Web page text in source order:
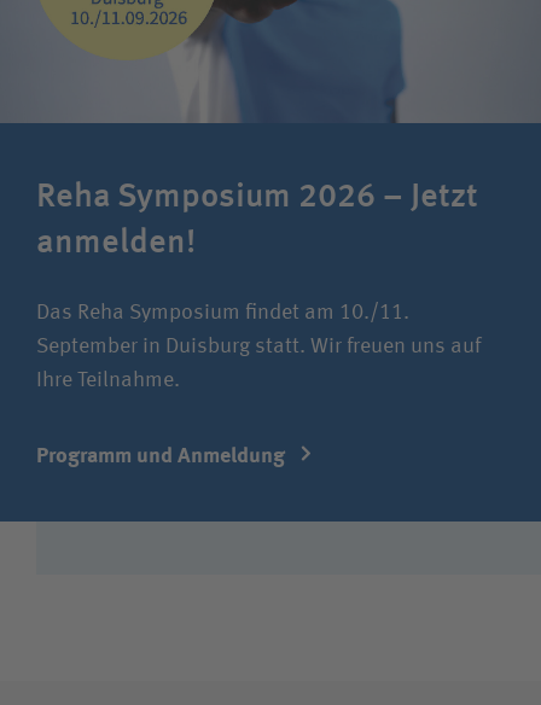
Reha Symposium 2026 – Jetzt
anmelden!
Das Reha Symposium findet am 10./11.
September in Duisburg statt. Wir freuen uns auf
Ihre Teilnahme.
Programm und Anmeldung